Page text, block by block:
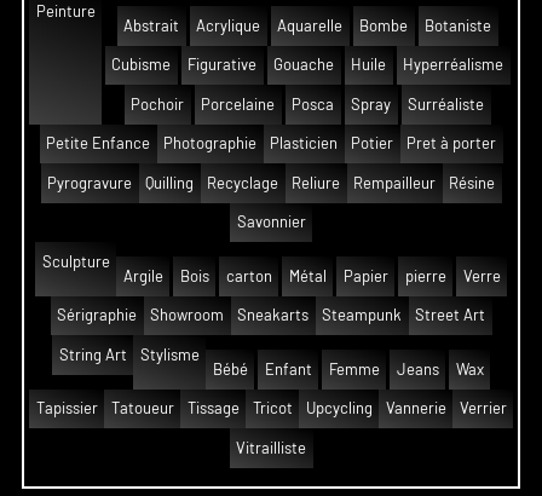
Peinture
Abstrait
Acrylique Aquarelle Bombe Botaniste
Cubisme Figurative Gouache Huile Hyperréalisme
Pochoir Porcelaine Posca Spray Surréaliste
Petite Enfance Photographie Plasticien Potier Pret à porter
Pyrogravure Quilling Recyclage Reliure Rempailleur Résine
Savonnier
Sculpture
Argile
Bois carton Métal Papier pierre Verre
Sérigraphie Showroom Sneakarts Steampunk Street Art
String Art
Stylisme
Bébé
Enfant Femme Jeans Wax
Tapissier Tatoueur Tissage Tricot Upcycling Vannerie Verrier
Vitrailliste